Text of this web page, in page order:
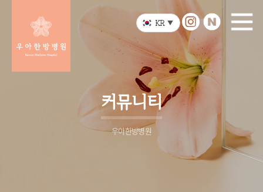
KR ▼
커뮤니티
우아한방병원